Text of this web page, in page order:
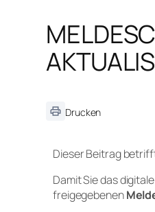
Drucken
Dieser Beitrag
Damit Sie das
freigegebenen